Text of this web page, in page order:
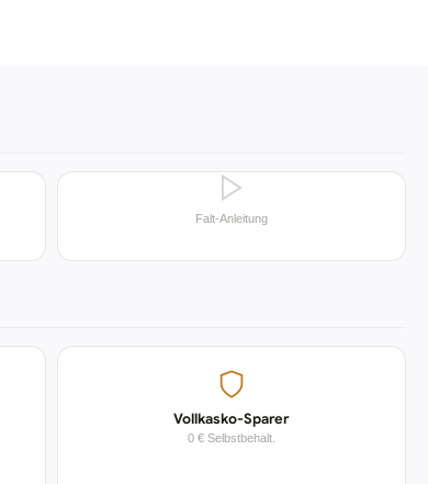
Falt-Anleitung
Vollkasko-Sparer
0 € Selbstbehalt.